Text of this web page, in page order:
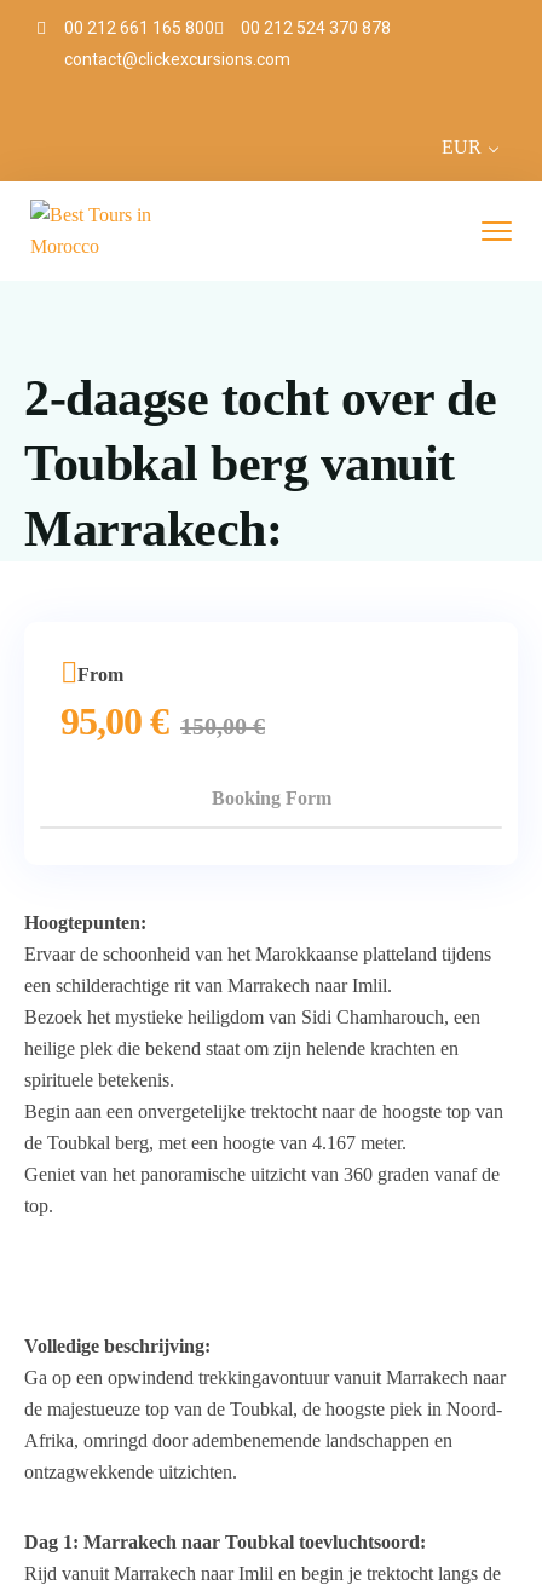
00 212 661 165 800
00 212 524 370 878
contact@clickexcursions.com
EUR
2-daagse tocht over de
Toubkal berg vanuit
Marrakech:
Hoogtepunten:
Ervaar de schoonheid van het Marokkaanse platteland tijdens
een schilderachtige rit van Marrakech naar Imlil.
Bezoek het mystieke heiligdom van Sidi Chamharouch, een
heilige plek die bekend staat om zijn helende krachten en
spirituele betekenis.
Begin aan een onvergetelijke trektocht naar de hoogste top van
de Toubkal berg, met een hoogte van 4.167 meter.
Geniet van het panoramische uitzicht van 360 graden vanaf de
top.
Volledige beschrijving:
Ga op een opwindend trekkingavontuur vanuit Marrakech naar
de majestueuze top van de Toubkal, de hoogste piek in Noord-
Afrika, omringd door adembenemende landschappen en
ontzagwekkende uitzichten.
Dag 1: Marrakech naar Toubkal toevluchtsoord:
Rijd vanuit Marrakech naar Imlil en begin je trektocht langs de
From
95,00€ 150,00€
Booking Form